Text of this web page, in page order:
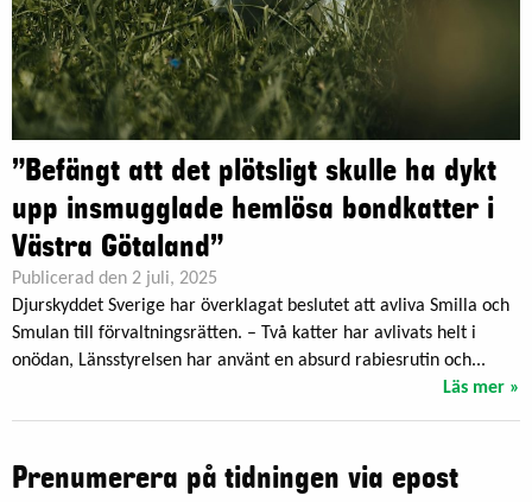
”Befängt att det plötsligt skulle ha dykt
upp insmugglade hemlösa bondkatter i
Västra Götaland”
Publicerad den 2 juli, 2025
Djurskyddet Sverige har överklagat beslutet att avliva Smilla och
Smulan till förvaltningsrätten. – Två katter har avlivats helt i
onödan, Länsstyrelsen har använt en absurd rabiesrutin och...
Läs mer »
Prenumerera på tidningen via epost